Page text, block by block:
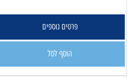
פרטים נוספים
הוסף לסל